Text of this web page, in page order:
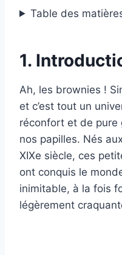
Table des
1.
Ah, les brownies !
et c’est tout un
réconfort et de pure
nos papilles. Nés
XIXe siècle, ces
ont conquis le
inimitable, à la fois
légèrement